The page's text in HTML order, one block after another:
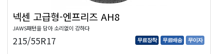
넥센 고급형-엔프리즈 AH8
JAWS패턴을 담아 소리없이 강하다
215/55R17 무료장착 무료배송 무이자